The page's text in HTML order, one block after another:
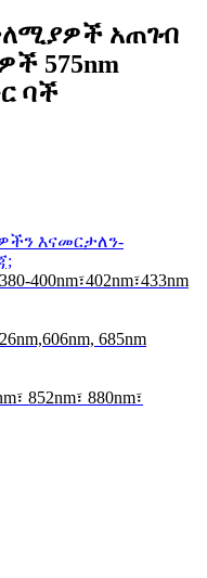
አጠገብ
575nm
ባች
እናመርታለን-
400nm፣402nm፣433nm
685nm
852nm፣ 880nm፣